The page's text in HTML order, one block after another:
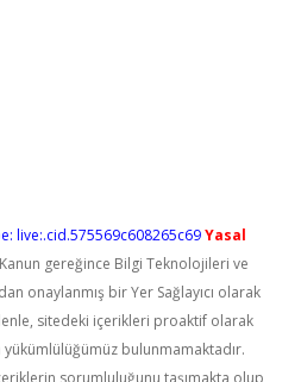
live:.cid.575569c608265c69Yasal
Kanun gereğince Bilgi Teknolojileri ve
onaylanmış bir Yer Sağlayıcı olarak
sitedeki içerikleri proaktif olarak
bulunmamaktadır.
sorumluluğunu taşımakta olup,